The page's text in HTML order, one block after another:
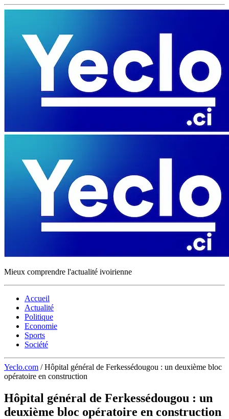
Mieux comprendre l'actualité ivoirienne
Accueil
Actualité
Politique
Economie
Sports
Société
Yeclo.com / Hôpital général de Ferkessédougou : un deuxième bloc
opératoire en construction
Hôpital général de Ferkessédougou : un
deuxième bloc opératoire en construction